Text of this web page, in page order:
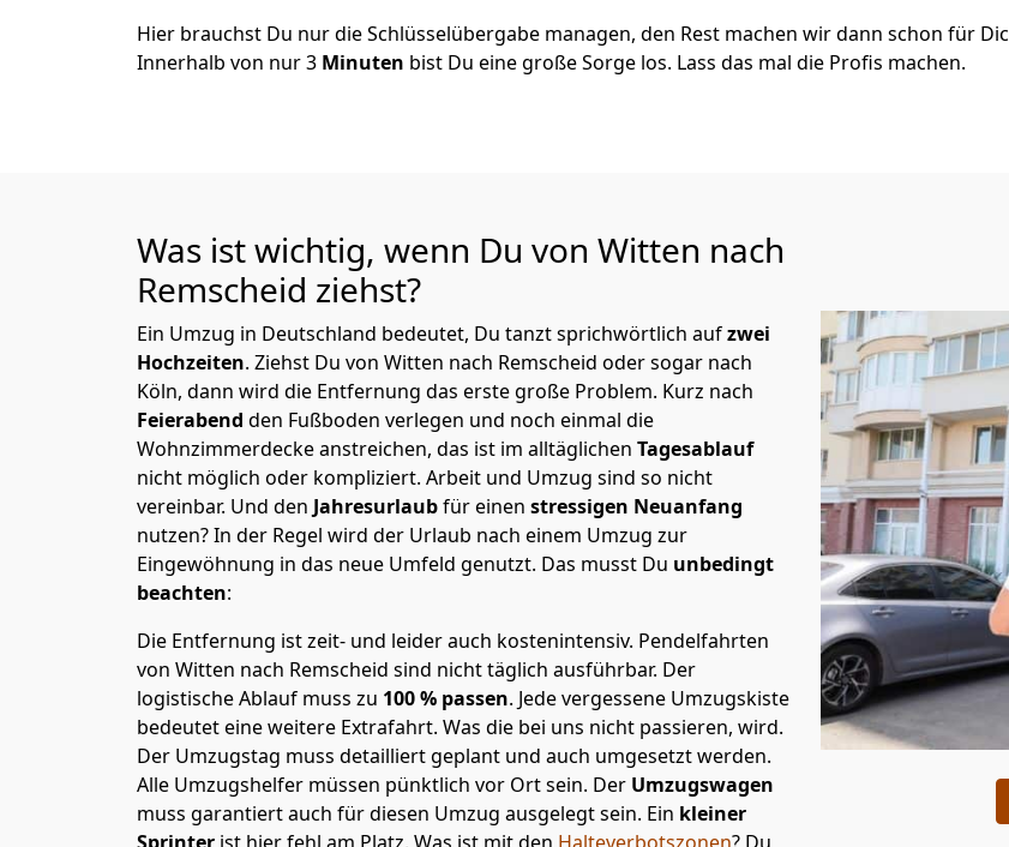
Hier brauchst Du nur die Schlüsselübergabe managen, den Rest machen wir dann schon für
Innerhalb von nur 3 Minuten bist Du eine große Sorge los. Lass das mal die Profis machen.
Was ist wichtig, wenn Du von Witten nach
Remscheid ziehst?
Ein Umzug in Deutschland bedeutet, Du tanzt sprichwörtlich aufzwei
Hochzeiten. Ziehst Du von Witten nach Remscheid oder sogar nach
Köln, dann wird die Entfernung das erste große Problem. Kurz nach
Feierabend den Fußboden verlegen und noch einmal die
Wohnzimmerdecke anstreichen, das ist im alltäglichen Tagesablauf
nicht möglich oder kompliziert. Arbeit und Umzug sind so nicht
vereinbar. Und den Jahresurlaubfür einen stressigen Neuanfang
nutzen? In der Regel wird der Urlaub nach einem Umzug zur
Eingewöhnung in das neue Umfeld genutzt. Das musst Du unbedingt
beachten:
Die Entfernung ist zeit- und leider auch kostenintensiv. Pendelfahrten
von Witten nach Remscheid sind nicht täglich ausführbar. Der
logistische Ablauf muss zu 100 % passen. Jede vergessene Umzugskiste
bedeutet eine weitere Extrafahrt. Was die bei uns nicht passieren, wird.
Der Umzugstag muss detailliert geplant und auch umgesetzt werden.
Alle Umzugshelfer müssen pünktlich vor Ort sein. Der Umzugswagen
muss garantiert auch für diesen Umzug ausgelegt sein. Ein kleiner